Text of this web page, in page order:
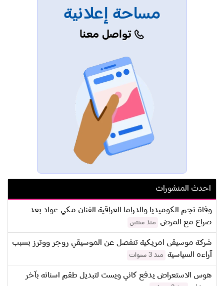
مساحة إعلانية
تواصل معنا
احدث المنشورات
وفاة نجم الكوميديا والدراما العراقية الفنان مكي عواد بعد
صراع مع المرض
منذ سنتين
شركة موسيقى امريكية تنفصل عن الموسيقي روجر ووترز بسبب
آراءه السياسية
منذ 3 سنوات
هوس الاستعراض يدفع كاني ويست لتبديل طقم اسنانه بآخر